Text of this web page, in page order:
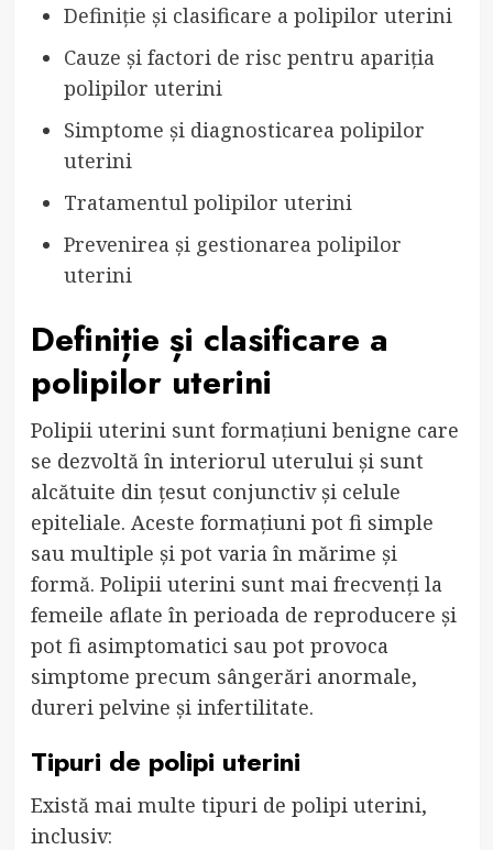
Definiție și clasificare a polipilor uterini
Cauze și factori de risc pentru apariția
polipilor uterini
Simptome și diagnosticarea polipilor
uterini
Tratamentul polipilor uterini
Prevenirea și gestionarea polipilor
uterini
Definiție și clasificare a
polipilor uterini
Polipii uterini sunt formațiuni benigne care
se dezvoltă în interiorul uterului și sunt
alcătuite din țesut conjunctiv și celule
epiteliale. Aceste formațiuni pot fi simple
sau multiple și pot varia în mărime și
formă. Polipii uterini sunt mai frecvenți la
femeile aflate în perioada de reproducere și
pot fi asimptomatici sau pot provoca
simptome precum sângerări anormale,
dureri pelvine și infertilitate.
Tipuri de polipi uterini
Există mai multe tipuri de polipi uterini,
inclusiv: